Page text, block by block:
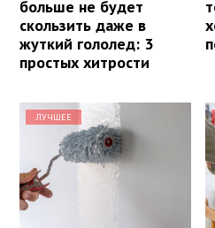
больше не будет
скользить даже в
жуткий гололед: 3
простых хитрости
ЛУЧШЕЕ